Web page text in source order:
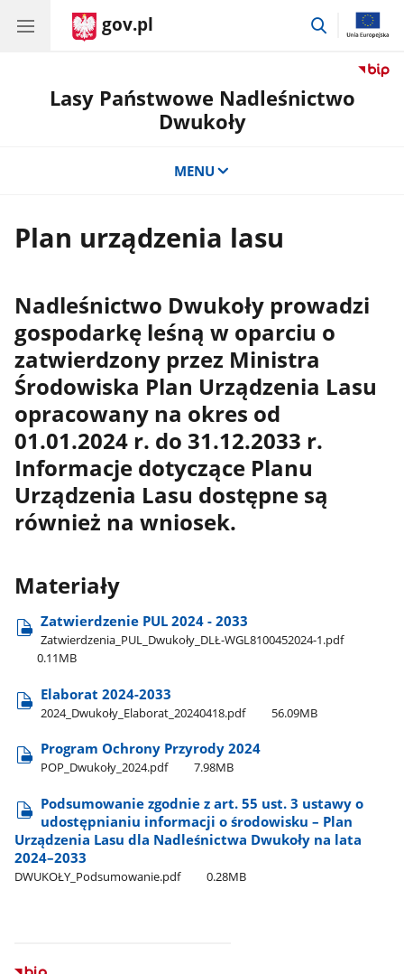
gov.pl
przejdź
Lasy Państwowe Nadleśnictwo
Dwukoły
MENU
Plan urządzenia lasu
Nadleśnictwo Dwukoły prowadzi
gospodarkę leśną w oparciu o
zatwierdzony przez Ministra
Środowiska Plan Urządzenia Lasu
opracowany na okres od
01.01.2024 r. do 31.12.2033 r.
Informacje dotyczące Planu
Urządzenia Lasu dostępne są
również na wniosek.
Materiały
Zatwierdzenie PUL 2024 - 2033
Zatwierdzenia​_PUL​_Dwukoły​_DLŁ-WGL8100452024-1.pdf
0.11MB
Elaborat 2024-2033
2024​_Dwukoły​_Elaborat​_20240418.pdf 56.09MB
Program Ochrony Przyrody 2024
POP​_Dwukoły​_2024.pdf 7.98MB
Podsumowanie zgodnie z art. 55 ust. 3 ustawy o
udostępnianiu informacji o środowisku – Plan
Urządzenia Lasu dla Nadleśnictwa Dwukoły na lata
2024–2033
DWUKOŁY​_Podsumowanie.pdf 0.28MB